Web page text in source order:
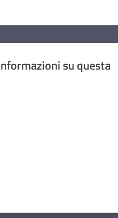
su questa